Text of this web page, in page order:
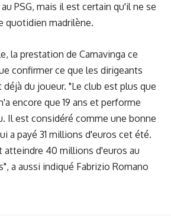
PSG, mais il est certain qu'il ne se
quotidien madrilène.
la prestation de Camavinga ce
confirmer ce que les dirigeants
du joueur. "Le club est plus que
encore que 19 ans et performe
Il est considéré comme une bonne
a payé 31 millions d'euros cet été.
atteindre 40 millions d'euros au
a aussi indiqué Fabrizio Romano